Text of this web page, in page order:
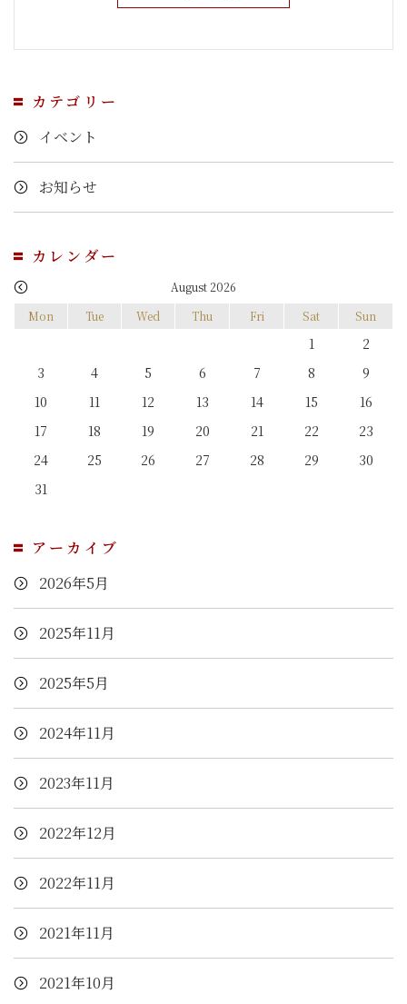
カテゴリー
イベント
お知らせ
カレンダー
August 2026
Mon
Tue Wed Thu Fri Sat Sun
1
2
3
4 5 6 7 8
9
10
11 12 13 14 15
16
17
18 19 20 21 22
23
24
25 26 27 28 29
30
31
アーカイブ
2026年5月
2025年11月
2025年5月
2024年11月
2023年11月
2022年12月
2022年11月
2021年11月
2021年10月